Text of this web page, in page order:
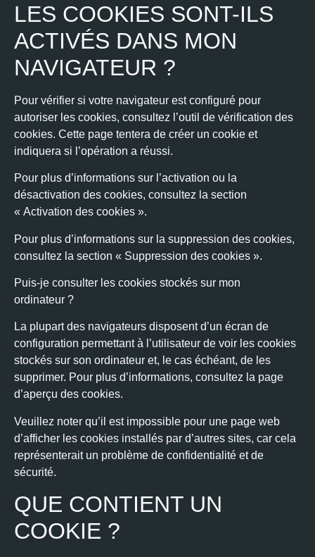
LES COOKIES SONT-ILS
ACTIVÉS DANS MON
NAVIGATEUR ?
Pour vérifier si votre navigateur est configuré pour
autoriser les cookies, consultez l’outil de vérification des
cookies. Cette page tentera de créer un cookie et
indiquera si l’opération a réussi.
Pour plus d’informations sur l’activation ou la
désactivation des cookies, consultez la section
« Activation des cookies ».
Pour plus d’informations sur la suppression des cookies,
consultez la section « Suppression des cookies ».
Puis-je consulter les cookies stockés sur mon
ordinateur ?
La plupart des navigateurs disposent d’un écran de
configuration permettant à l’utilisateur de voir les cookies
stockés sur son ordinateur et, le cas échéant, de les
supprimer. Pour plus d’informations, consultez la page
d’aperçu des cookies.
Veuillez noter qu’il est impossible pour une page web
d’afficher les cookies installés par d’autres sites, car cela
représenterait un problème de confidentialité et de
sécurité.
QUE CONTIENT UN
COOKIE ?